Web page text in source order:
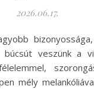
2026.06.17.
búcsút veszünk a
mély